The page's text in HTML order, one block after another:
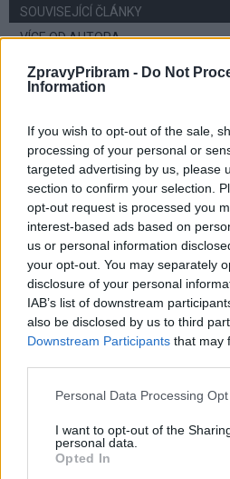
ZpravyPribram - Do Not
Information
If you wish to opt-out of the sale,
processing of your personal or
targeted advertising by us, please
section to confirm your selection.
opt-out request is processed you
interest-based ads based on
us or personal information
your opt-out. You may separately
disclosure of your personal
IAB’s list of downstream
also be disclosed by us to third
Downstream Participants that may
Personal Data Processing
I want to opt-out of the
personal data.
Opted In
SOUVISEJÍCÍ ČLÁNKY
VÍCE OD AUTORA
Sedlčansko
Rallycross Cup
jezdců
Rozhovory
Daniel
prostředí. Teď
říká jeho otec
Sport
Dan Rosenbaum
volejbalistů i
play off